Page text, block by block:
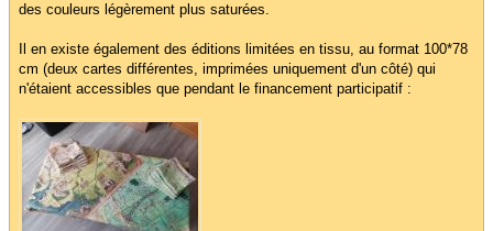
des couleurs légèrement plus saturées.
Il en existe également des éditions limitées en tissu, au format 100*78
cm (deux cartes différentes, imprimées uniquement d'un côté) qui
n'étaient accessibles que pendant le financement participatif :